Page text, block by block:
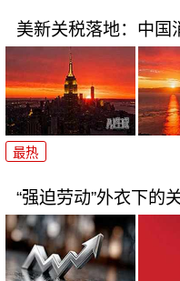
美新关税落地：中国
最热
“强迫劳动”外衣下的